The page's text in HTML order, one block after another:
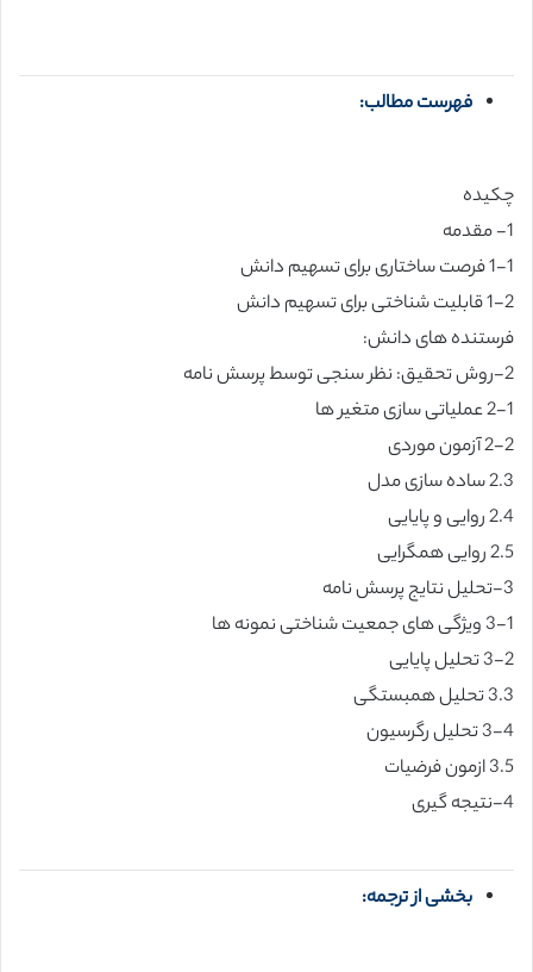
فهرست مطالب:
چکیده
1- مقدمه
1-1 فرصت ساختاری برای تسهیم دانش
1-2 قابلیت شناختی برای تسهیم دانش
فرستنده های دانش:
2-روش تحقیق: نظر سنجی توسط پرسش نامه
2-1 عملیاتی سازی متغیر ها
2-2 آزمون موردی
2.3 ساده سازی مدل
2.4 روایی و پایایی
2.5 روایی همگرایی
3-تحلیل نتایج پرسش نامه
3-1 ویژگی های جمعیت شناختی نمونه ها
3-2 تحلیل پایایی
3.3 تحلیل همبستگی
3-4 تحلیل رگرسیون
3.5 ازمون فرضیات
4-نتیجه گیری
بخشی از ترجمه: